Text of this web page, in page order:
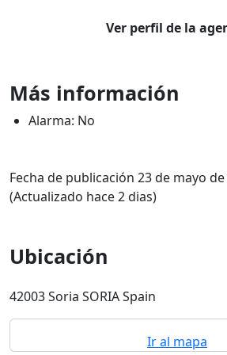
Ver perfil de la
Más información
Alarma: No
Fecha de publicación 23 de mayo
(Actualizado hace 2 dias)
Ubicación
42003 Soria SORIA Spain
Ir al mapa